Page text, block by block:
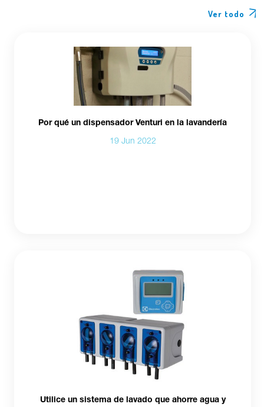
Ver todo
Por qué un dispensador Venturi en la lavandería
19 Jun 2022
Utilice un sistema de lavado que ahorre agua y